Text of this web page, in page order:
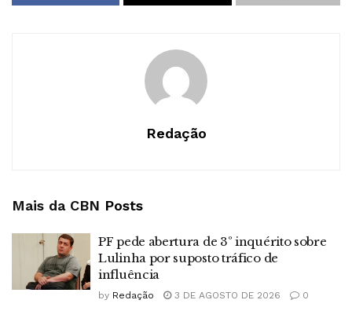
Redação
Mais da CBN Posts
PF pede abertura de 3º inquérito sobre
Lulinha por suposto tráfico de
influência
by Redação 3 DE AGOSTO DE 2026 0